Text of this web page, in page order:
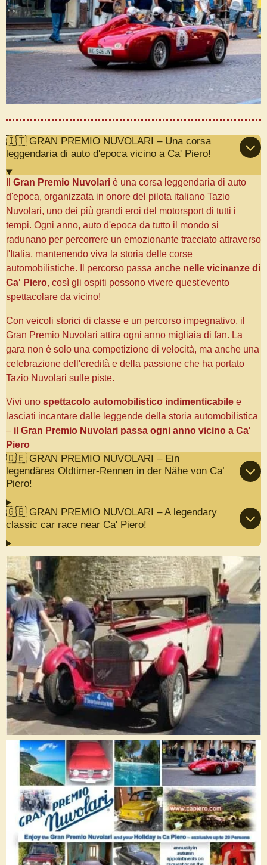
🇮🇹 GRAN PREMIO NUVOLARI – Una corsa
leggendaria di auto d'epoca vicino a Ca' Piero!
Gran Premio Nuvolari è una corsa leggendaria di auto
d'epoca, organizzata in onore del pilota italiano Tazio
Nuvolari, uno dei più grandi eroi del motorsport di tutti i
tempi. Ogni anno, auto d'epoca da tutto il mondo si
radunano per percorrere un emozionante tracciato attraverso
l'Italia, mantenendo viva la storia delle corse
automobilistiche. Il percorso passa anche nelle vicinanze di
Ca' Piero, così gli ospiti possono vivere quest'evento
spettacolare da vicino!
Con veicoli storici di classe e un percorso impegnativo, il
Gran Premio Nuvolari attira ogni anno migliaia di fan. La
gara non è solo una competizione di velocità, ma anche una
celebrazione dell'eredità e della passione che ha portato
Tazio Nuvolari sulle piste.
Vivi uno spettacolo automobilistico indimenticabile e
lasciati incantare dalle leggende della storia automobilistica
– il Gran Premio Nuvolari passa ogni anno vicino a Ca'
Piero
🇩🇪 GRAN PREMIO NUVOLARI – Ein
legendäres Oldtimer-Rennen in der Nähe von Ca’
Piero!
🇬🇧 GRAN PREMIO NUVOLARI – A legendary
classic car race near Ca' Piero!